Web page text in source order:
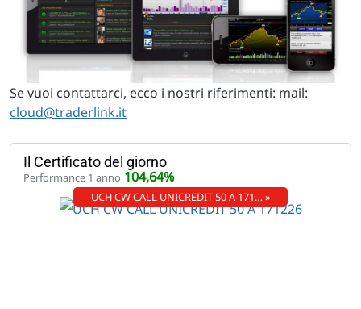
Se vuoi contattarci, ecco i nostri riferimenti: mail:
cloud@traderlink.it
Il Certificato del giorno
Performance 1 anno 104,64%
UCH CW CALL UNICREDIT 50 A 171… »